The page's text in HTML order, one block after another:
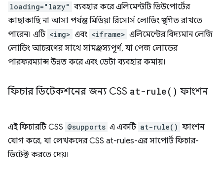
loading="lazy" ব্যবহার করে এলিমেন্টটি ভিউপোর্টের
কাছাকাছি না আসা পর্যন্ত মিডিয়া রিসোর্স লোডিং স্থগিত রাখতে
পারেন। এটি <img> এবং <iframe> এলিমেন্টের বিদ্যমান লেজি
লোডিং আচরণের সাথে সামঞ্জস্যপূর্ণ, যা পেজ লোডের
পারফরম্যান্স উন্নত করে এবং ডেটা ব্যবহার কমায়।
ফিচার ডিটেকশনের জন্য CSS at-rule( ) ফাংশন
এই ফিচারটি CSS @supports এ একটি at-rule() ফাংশন
যোগ করে, যা লেখকদের CSS at-rules-এর সাপোর্ট ফিচার-
ডিটেক্ট করতে দেয়।